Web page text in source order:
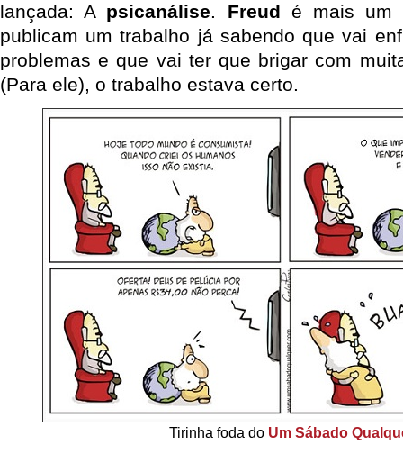
lançada: A psicanálise. Freud é mais um
publicam um trabalho já sabendo que vai
problemas e que vai ter que brigar com
(Para ele), o trabalho estava certo.
Tirinha foda do Um Sábado